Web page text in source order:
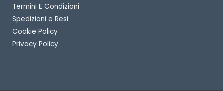
Termini E Condizioni
Spedizioni e Resi
Cookie Policy
Privacy Policy